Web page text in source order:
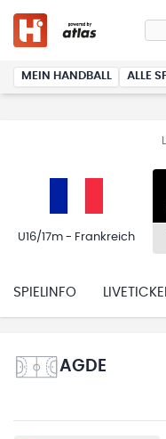
MEIN HANDBALL ALLE
U16/17m - Frankreich
SPIELINFO
AGDE